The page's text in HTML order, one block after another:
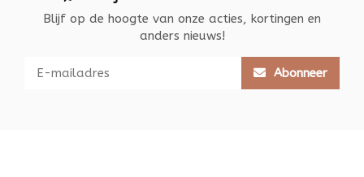
Blijf op de hoogte van onze acties, kortingen en
anders nieuws!
Abonneer